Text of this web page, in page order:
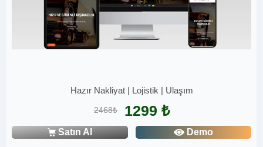
Hazır Nakliyat | Lojistik | Ulaşım
2468₺ 1299 ₺
Satın Al Demo